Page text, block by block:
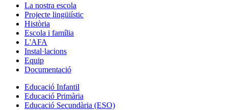
La nostra escola
Projecte lingüiístic
Història
Escola i família
L'AFA
Instal·lacions
Equip
Documentació
Educació Infantil
Educació Primària
Educació Secundària (ESO)